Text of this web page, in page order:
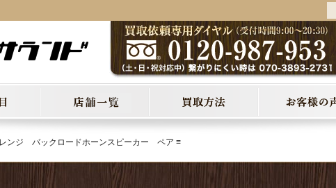
ジ バックロードホーンスピーカー ペア ≡